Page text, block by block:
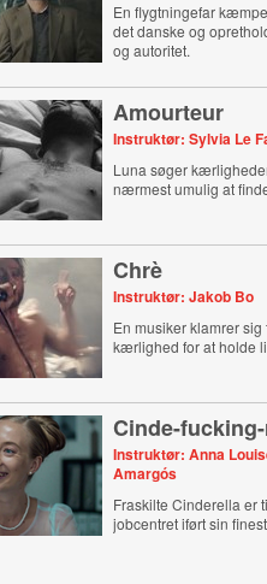
En flygtningefar
det danske og
og autoritet.
Amourteur
Instruktør: Sylvia Le
Luna søger
nærmest umulig at
Chrè
Instruktør: Jakob Bo
En musiker klamrer
kærlighed for at holde
Cinde-
Instruktør: Anna
Amargós
Fraskilte Cinderella er
jobcentret iført sin